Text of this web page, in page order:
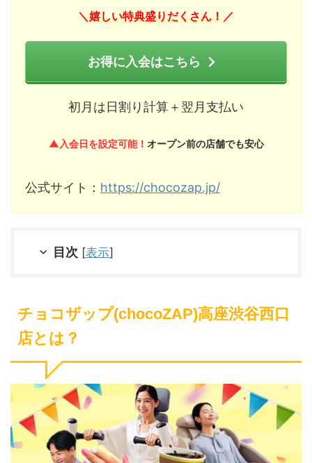
＼嬉しい特典盛りだくさん！ ／
お得に入会はこちら
初月は日割り計算＋翌月支払い
▲入会日を設定可能！ オープン前の店舗でも安心
公式サイト： https://chocozap.jp/
目次 [表示]
チョコザップ(chocoZAP)高座渋谷西口
店とは？